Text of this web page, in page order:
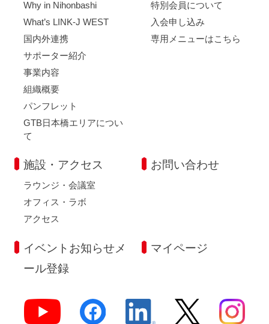
Why in Nihonbashi
What’s LINK-J WEST
国内外連携
サポーター紹介
事業内容
組織概要
パンフレット
GTB日本橋エリアについ
て
特別会員について
入会申し込み
専用メニューはこちら
施設・アクセス
ラウンジ・会議室
オフィス・ラボ
アクセス
お問い合わせ
イベントお知らせメ
ール登録
マイページ